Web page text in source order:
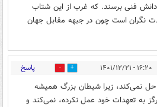
فنی برسند. که غرب از این شتاب
نگران است چون در جبهه مقابل جهان
۱۶:۲۰ - ۱۴۰۱/۱۲/۲۱ 2 پاسخ
حل نمی‌کند، زیرا شیطان بزرگ همیشه
به تعهدات خود عمل نکرده، نمی‌کند و